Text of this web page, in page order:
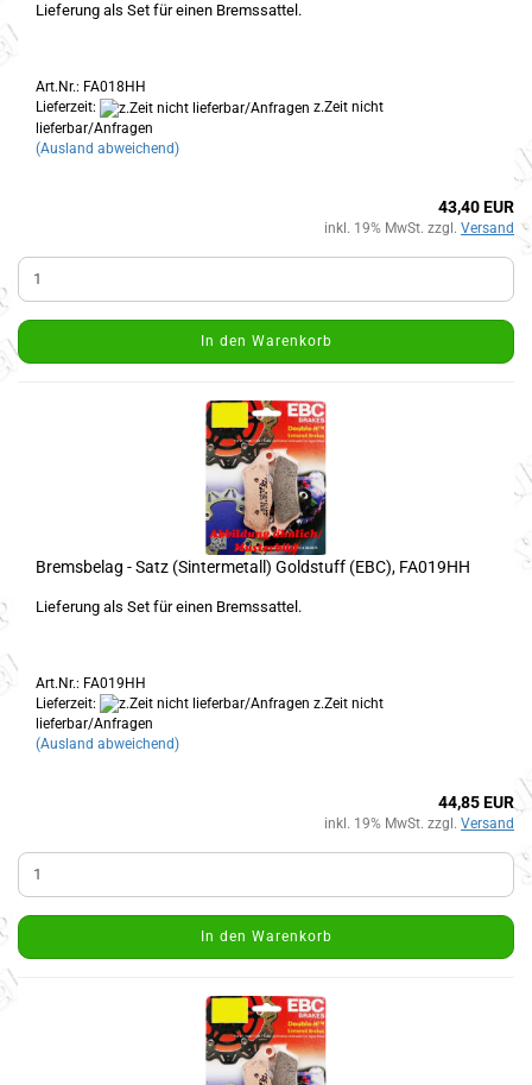
Lieferung als Set für einen Bremssattel.
Art.Nr.: FA018HH
Lieferzeit:
z.Zeit nicht
lieferbar/Anfragen
(Ausland abweichend)
43,40 EUR
inkl. 19% MwSt. zzgl. Versand
In den Warenkorb
Bremsbelag - Satz (Sintermetall) Goldstuff (EBC), FA019HH
Lieferung als Set für einen Bremssattel.
Art.Nr.: FA019HH
Lieferzeit:
z.Zeit nicht
lieferbar/Anfragen
(Ausland abweichend)
44,85 EUR
inkl. 19% MwSt. zzgl. Versand
In den Warenkorb